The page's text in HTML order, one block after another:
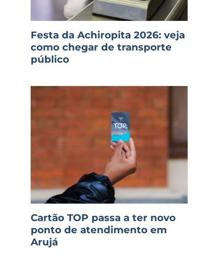
Festa da Achiropita 2026: veja
como chegar de transporte
público
Cartão TOP passa a ter novo
ponto de atendimento em
Arujá